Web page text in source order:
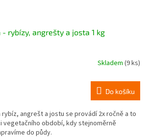
- rybízy, angrešty a josta 1 kg
Skladem (9 ks)
Do košíku
rybíz, angrešt a jostu se provádí 2x ročně a to
vegetačního období, kdy stejnoměrně
do půdy.